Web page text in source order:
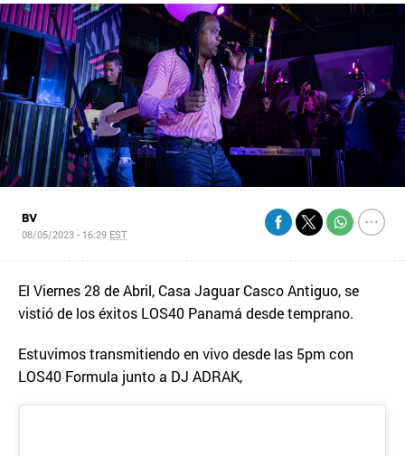
BV
08/05/2023 - 16:29 EST
El Viernes 28 de Abril, Casa Jaguar Casco Antiguo, se
vistió de los éxitos LOS40 Panamá desde temprano.
Estuvimos transmitiendo en vivo desde las 5pm con
LOS40 Formula junto a DJ ADRAK,